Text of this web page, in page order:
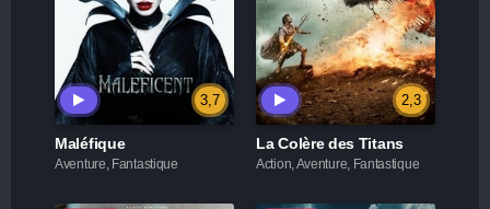
3,7
Maléfique
Aventure, Fantastique
2,3
La Colère des Titans
Action, Aventure, Fantastique